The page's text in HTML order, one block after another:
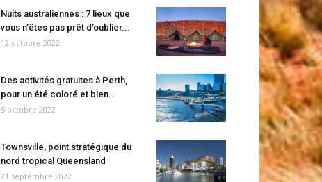
Nuits australiennes : 7 lieux que
vous n’êtes pas prêt d’oublier...
12 octobre 2022
Des activités gratuites à Perth,
pour un été coloré et bien...
5 octobre 2022
Townsville, point stratégique du
nord tropical Queensland
21 septembre 2022